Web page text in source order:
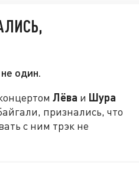
один.
Лёва и Шура
признались, что
с ним трэк не